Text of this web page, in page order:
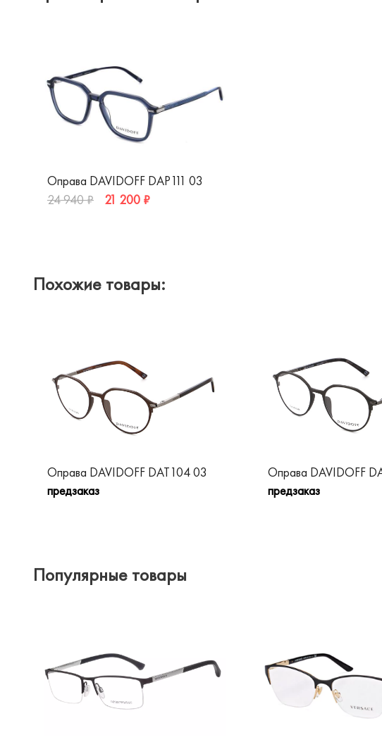
Оправа DAVIDOFF DAP111 03
24 940 ₽
21 200 ₽
Похожие товары:
Оправа DAVIDOFF DAT104 03
предзаказ
Оправа DAVIDOFF
предзаказ
Популярные товары